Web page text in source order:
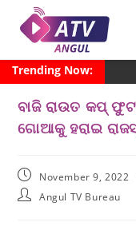
Trending Now:
ବାଜି ରାଉତ କପ୍
ଗୋଆକୁ ହରାଇ
November 9, 2022
Angul TV Bureau